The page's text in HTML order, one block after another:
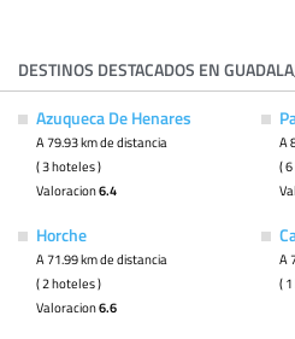
DESTINOS DESTACADOS EN
Azuqueca De Henares
A 79.93 km de distancia
( 3 hoteles )
Valoracion6.4
A
(
Horche
A 71.99 km de distancia
( 2 hoteles )
Valoracion6.6
A
(